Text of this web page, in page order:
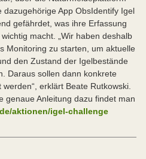
App ObsIdentify Igel
gefährdet, was ihre Erfassung
macht. „Wir haben deshalb
Monitoring zu starten, um aktuelle
den Zustand der Igelbestände
Daraus sollen dann konkrete
erklärt Beate Rutkowski.
genaue Anleitung dazu findet man
aktionen/igel-challenge